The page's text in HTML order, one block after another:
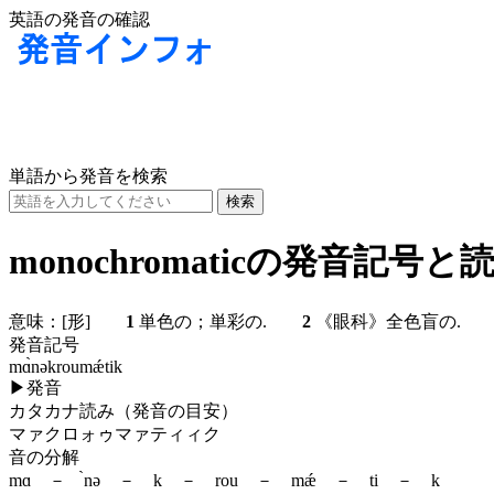
英語の発音の確認
単語から発音を検索
monochromaticの発音記号と
意味： [形] 1 単色の；単彩の. 2 《眼科》全色盲の.
発音記号
mɑ̀nəkroumǽtik
▶発音
カタカナ読み（発音の目安）
マァクロォゥマァティィク
音の分解
mɑ － ̀nə － k － rou － mǽ － ti － k